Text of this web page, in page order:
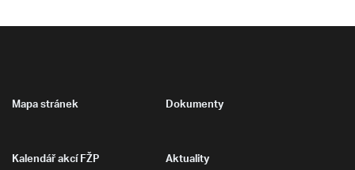
Mapa stránek Dokumenty
Kalendář akcí FŽP Aktuality